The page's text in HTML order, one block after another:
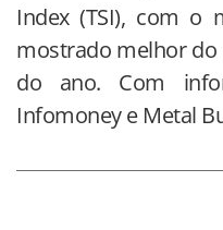
Index (TSI), com o
mostrado melhor
do ano. Com
Infomoney e Metal